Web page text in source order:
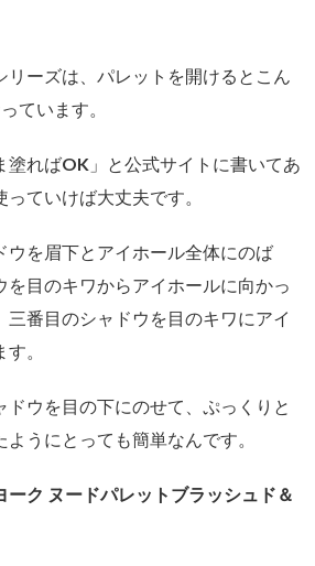
リーズは、パレットを開けるとこん
ています。
塗ればOK」と公式サイトに書いてあ
ていけば大丈夫です。
ウを眉下とアイホール全体にのば
を目のキワからアイホールに向かっ
三番目のシャドウを目のキワにアイ
。
ドウを目の下にのせて、ぷっくりと
うにとっても簡単なんです。
ーク ヌードパレットブラッシュド＆